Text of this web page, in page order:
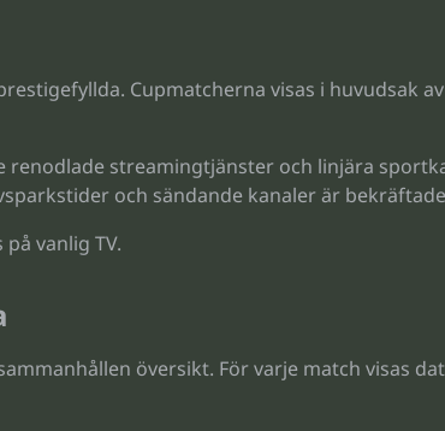
Cupmatcherna visas i huvudsak
streamingtjänster och linjära
och sändande kanaler är
vanlig TV.
översikt. För varje match visas